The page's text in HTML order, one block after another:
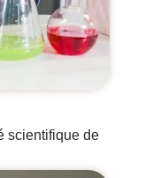
scientifique de